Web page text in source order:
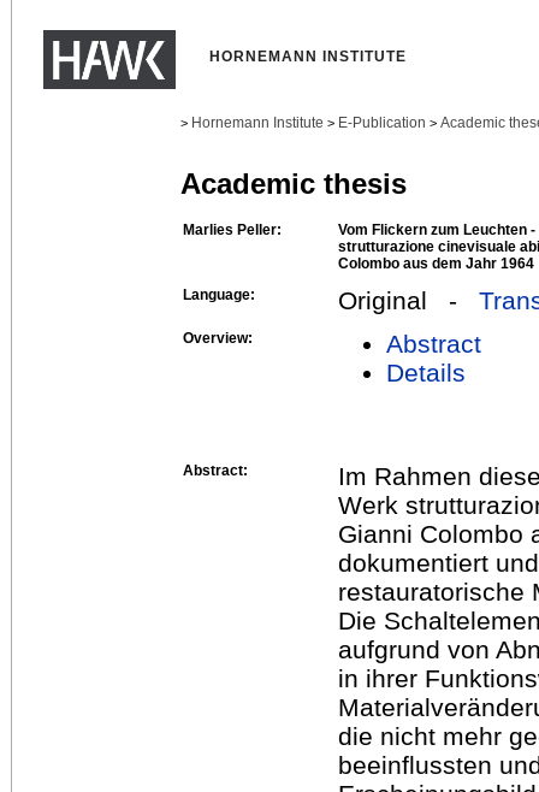
HORNEMANN INSTITUTE
> Hornemann Institute > E-Publication > Academic
Academic thesis
Marlies Peller:
Vom Flickern zum Leuchten
strutturazione cinevisuale
Colombo aus dem Jahr 1964
Language:
Original -
Overview:
Abstract
Details
Abstract:
Im Rahmen
Werk
Gianni Colombo
dokumentiert
restauratorische
Die
aufgrund von
in ihrer
die nicht mehr
beeinflussten